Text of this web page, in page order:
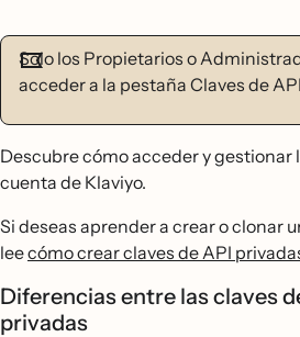
Solo los Propietarios o
acceder a la pestaña Claves de
Descubre cómo acceder y gestionar
cuenta de Klaviyo.
Si deseas aprender a crear o clonar
leecómo crear claves de API
Diferencias entre las claves
privadas